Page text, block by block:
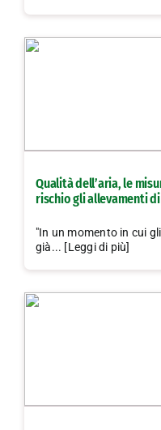
Qualità dell’aria, le
rischio gli allevamenti
"In un momento in cui
già... [Leggi di più]